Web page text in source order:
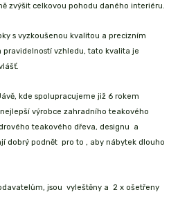
zvýšit celkovou pohodu daného interiéru.
s vyzkoušenou kvalitou a precizním
pravidelností vzhledu, tato kvalita je
kde spolupracujeme již 6 rokem
výrobce zahradního teakového
teakového dřeva, designu a
dobrý podnět pro to , aby nábytek dlouho
jsou vyleštěny a 2 x ošetřeny